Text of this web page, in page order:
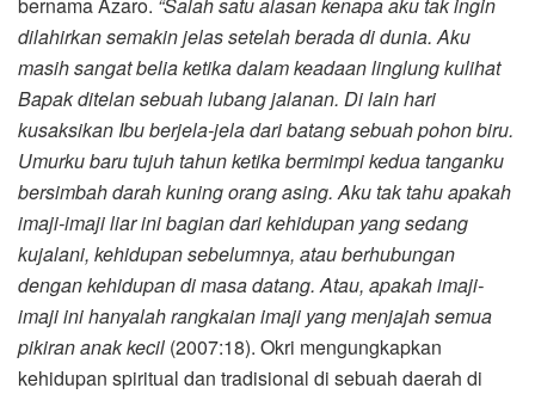
dilahirkan semakin jelas setelah berada di dunia. Aku
masih sangat belia ketika dalam keadaan linglung kulihat
Bapak ditelan sebuah lubang jalanan. Di lain hari
kusaksikan Ibu berjela-jela dari batang sebuah pohon biru.
Umurku baru tujuh tahun ketika bermimpi kedua tanganku
bersimbah darah kuning orang asing. Aku tak tahu apakah
imaji-imaji liar ini bagian dari kehidupan yang sedang
kujalani, kehidupan sebelumnya, atau berhubungan
dengan kehidupan di masa datang. Atau, apakah imaji-
imaji ini hanyalah rangkaian imaji yang menjajah semua
pikiran anak kecil (2007:18). Okri mengungkapkan
kehidupan spiritual dan tradisional di sebuah daerah di